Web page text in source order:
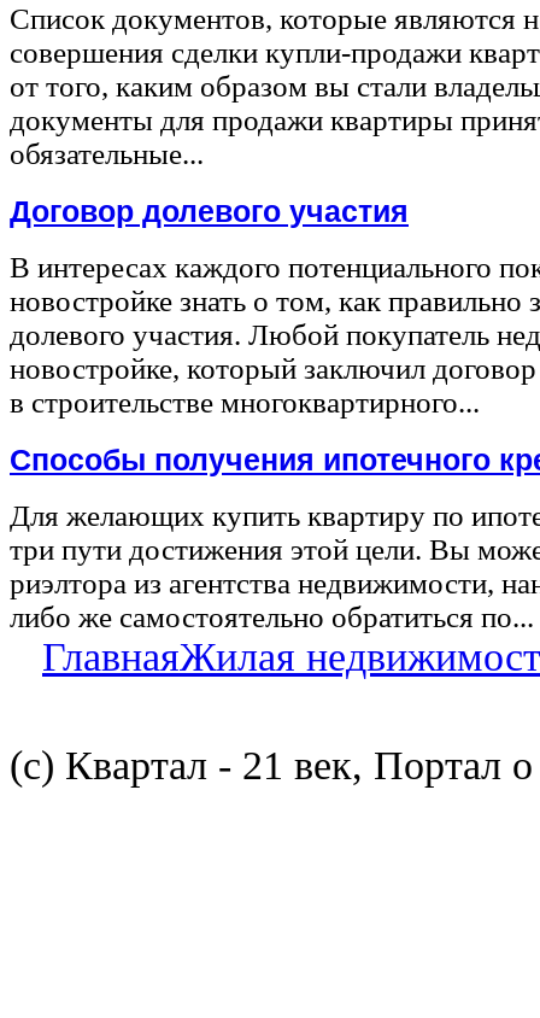
Список документов, которые являются
совершения сделки купли-продажи
от того, каким образом вы стали
документы для продажи квартиры
обязательные...
Договор долевого участия
В интересах каждого потенциального
новостройке знать о том, как правильно
долевого участия. Любой покупатель
новостройке, который заключил
в строительстве многоквартирного...
Способы получения ипотечного
Для желающих купить квартиру по
три пути достижения этой цели. Вы
риэлтора из агентства недвижимости,
либо же самостоятельно обратиться по...
ГлавнаяЖилая
(с) Квартал - 21 век, Портал